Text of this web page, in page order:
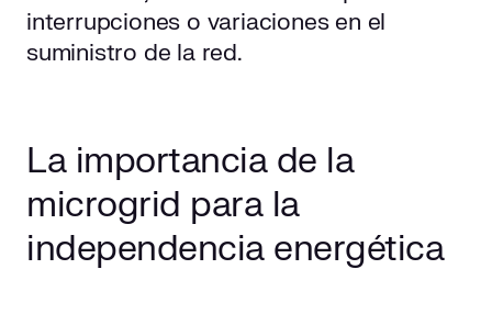
interrupciones o variaciones en el
suministro de la red.
La importancia de la
microgrid para la
independencia energética